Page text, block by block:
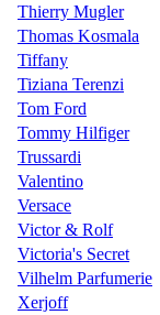
Thierry Mugler
Thomas Kosmala
Tiffany
Tiziana Terenzi
Tom Ford
Tommy Hilfiger
Trussardi
Valentino
Versace
Victor & Rolf
Victoria's Secret
Vilhelm Parfumerie
Xerjoff